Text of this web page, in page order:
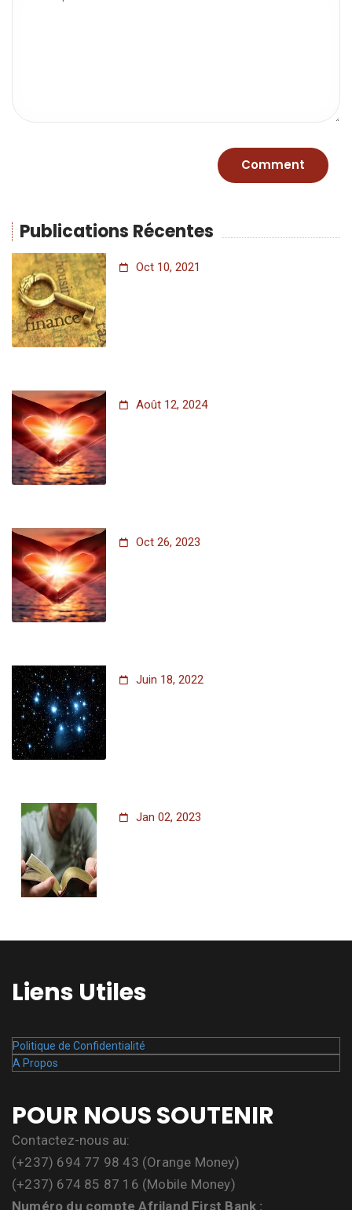
Publications Récentes
Oct 10, 2021
Août 12, 2024
Oct 26, 2023
Juin 18, 2022
Jan 02, 2023
Liens Utiles
Politique de Confidentialité
A Propos
POUR NOUS SOUTENIR
Contactez-nous au:
(+237) 694 77 98 43 (Orange Money)
(+237) 674 85 87 16 (Mobile Money)
Numéro du compte Afriland First Bank :